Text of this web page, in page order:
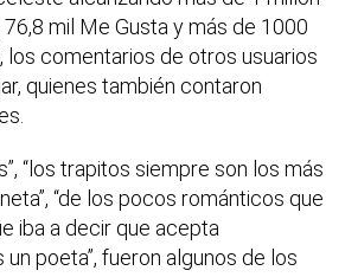
mil Me Gusta y más de 1000
comentarios de otros usuarios
quienes también contaron
“los trapitos siempre son los más
“de los pocos románticos que
iba a decir que acepta
un poeta”, fueron algunos de los